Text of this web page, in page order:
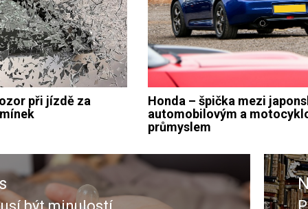
při jízdě za
Honda – špička mezi
automobilovým a
průmyslem